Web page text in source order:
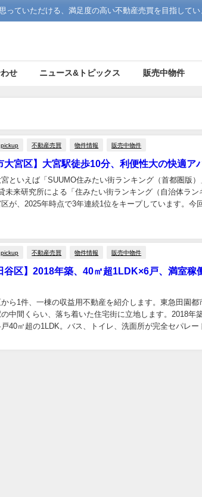
ていただける、満足度の高い不動産売買を目指してい
せ ニュース&トピックス 販売中物件
pickup 不動産売買 物件情報 販売中物件
大宮区】大宮駅徒歩10分、利便性大の快適ア
といえば「SUUMO住みたい街ランキング（首都圏版
未来研究所による「住みたい街ランキング（自治体ラン
が、2025年時点で3年連続1位をキープしています。今
pickup 不動産売買 物件情報 販売中物件
谷区】2018年築、40㎡超1LDK×6戸、満室稼
ら1件、一棟の収益用不動産を紹介します。東急田園
中間くらい、落ち着いた住宅街に立地します。2018年
40㎡超の1LDK。バス、トイレ、洗面所が完全セパレー
です。 丁寧に保守管理されており...